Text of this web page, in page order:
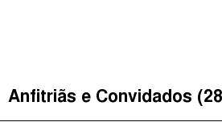
Justicia
ببساطة
Anfitriãs e
Anfitriãs e Convidados